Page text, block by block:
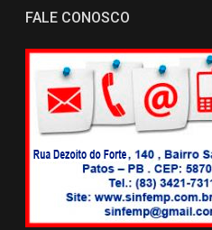
FALE CONOSCO